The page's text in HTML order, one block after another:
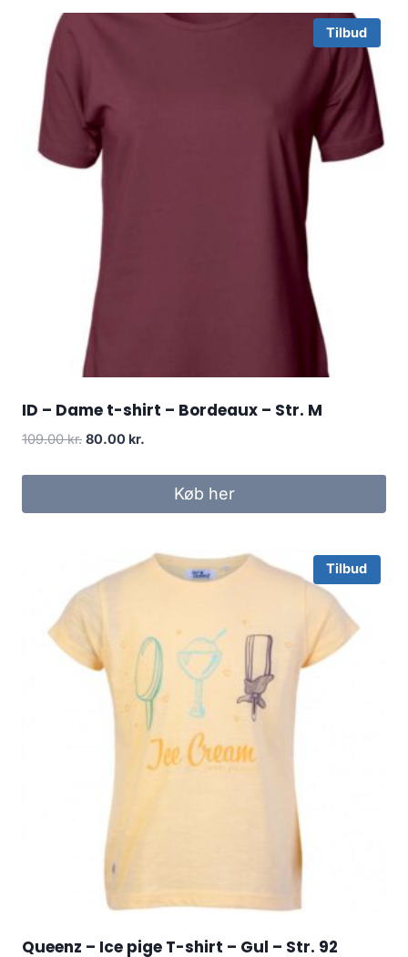
Tilbud
ID – Dame t-shirt – Bordeaux – Str. M
109.00kr. Original
was:
80.00 kr.
is:
80.00 kr..
Køb her
Tilbud
Queenz – Ice pige T-shirt – Gul – Str. 92